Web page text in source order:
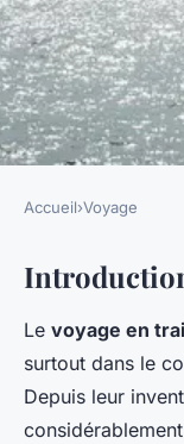
VOYAGE
Les
masse ?
Clément
Accueil›Voyage
Le voyage en
surtout dans le
Depuis leur